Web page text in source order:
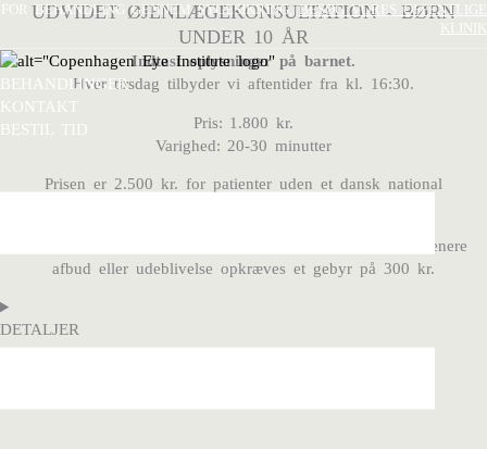
Gå
indholdet
FOR BEHANDLING GENNEM SYGESIKRING,BESØG VORES OFFENTLIGE
KLINIK
BEHANDLINGER
KONTAKT
BESTIL TID
UDVIDET ØJENLÆGEKONSULTATION - BØRN
UNDER 10 ÅR
Indtast oplysninger på barnet.
Hver tirsdag tilbyder vi aftentider fra kl. 16:30.
Pris: 1.800 kr.
Varighed: 20-30 minutter
Prisen er 2.500 kr. for patienter uden et dansk national
Afbud skal ske senest 24 timer før den aftalte tid. Ved senere
afbud eller udeblivelse opkræves et gebyr på 300 kr.
DETALJER